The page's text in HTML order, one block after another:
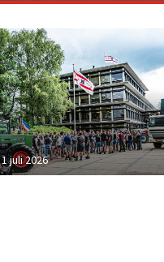
1 juli 2026